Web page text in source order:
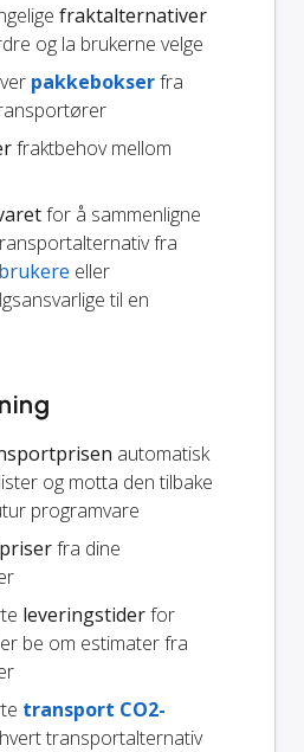
fraktalternativer
og la brukerne velge
pakkebokserfra
fraktbehov mellom
for å sammenligne
fra
eller
til en
automatisk
og motta den tilbake
programvare
fra dine
leveringstiderfor
be om estimater fra
transport CO2-
transportalternativ